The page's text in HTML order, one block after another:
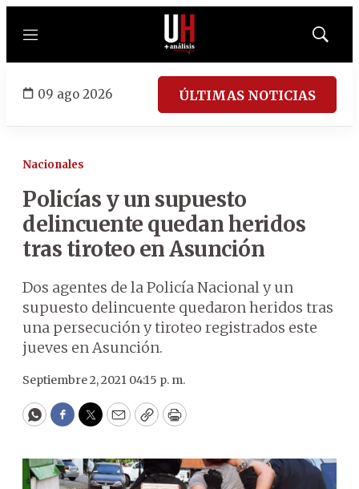
Menú
Mostrar
09 ago 2026 ÚLTIMAS NOTICIAS
Nacionales
Policías y un supuesto
delincuente quedan heridos
tras tiroteo en Asunción
Dos agentes de la Policía Nacional y un
supuesto delincuente quedaron heridos tras
una persecución y tiroteo registrados este
jueves en Asunción.
Septiembre 2, 2021 04:15 p. m.
WhatsApp
Facebook
Twitter
EmailCopyPrint